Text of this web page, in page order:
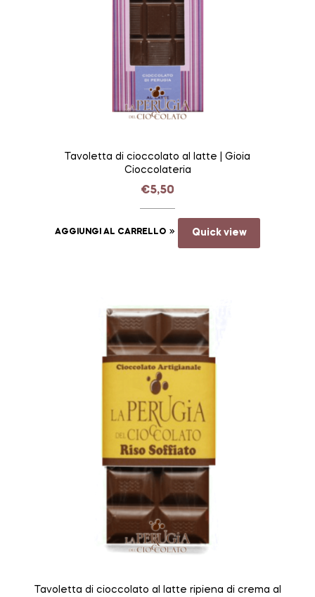
Tavoletta di cioccolato al latte | Gioia
Cioccolateria
€5,50
AGGIUNGI AL CARRELLO Quick view
Tavoletta di cioccolato al latte ripiena di crema al